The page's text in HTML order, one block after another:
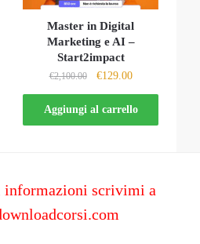
Master in Digital
Marketing e AI –
Start2impact
€2,100.00
Il
prezzo
originale
era:
€129.00Il
prezzo
attuale
è:
Aggiungi al carrello
informazioni scrivimi a